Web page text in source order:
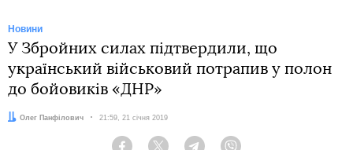
Новини
У Збройних силах підтвердили, що
український військовий потрапив у полон
до бойовиків «ДНР»
Автор:
Олег Панфілович Дата:
21:59, 21 січня 2019